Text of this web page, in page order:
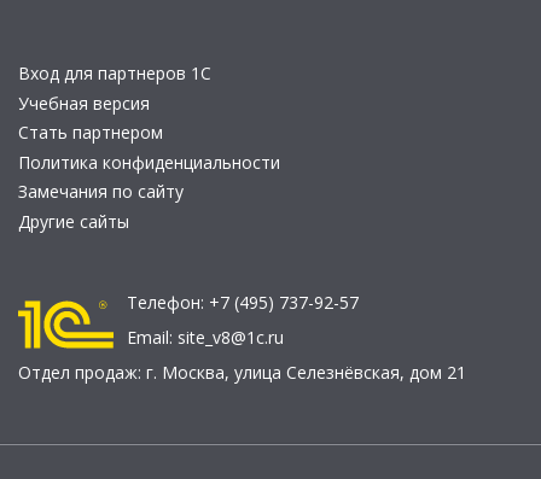
Вход для партнеров 1С
Учебная версия
Стать партнером
Политика конфиденциальности
Замечания по сайту
Другие сайты
Телефон: +7 (495) 737-92-57
Email: site_v8@1c.ru
Отдел продаж: г. Москва, улица Селезнёвская, дом 21